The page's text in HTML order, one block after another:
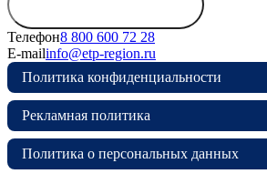
Телефон8 800 600 72 28
E-mailinfo@etp-region.ru
Политика конфиденциальности
Рекламная политика
Политика о персональных данных